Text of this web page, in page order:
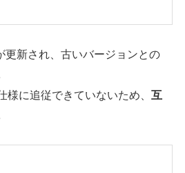
更新され、古いバージョンとの
様に追従できていないため、互